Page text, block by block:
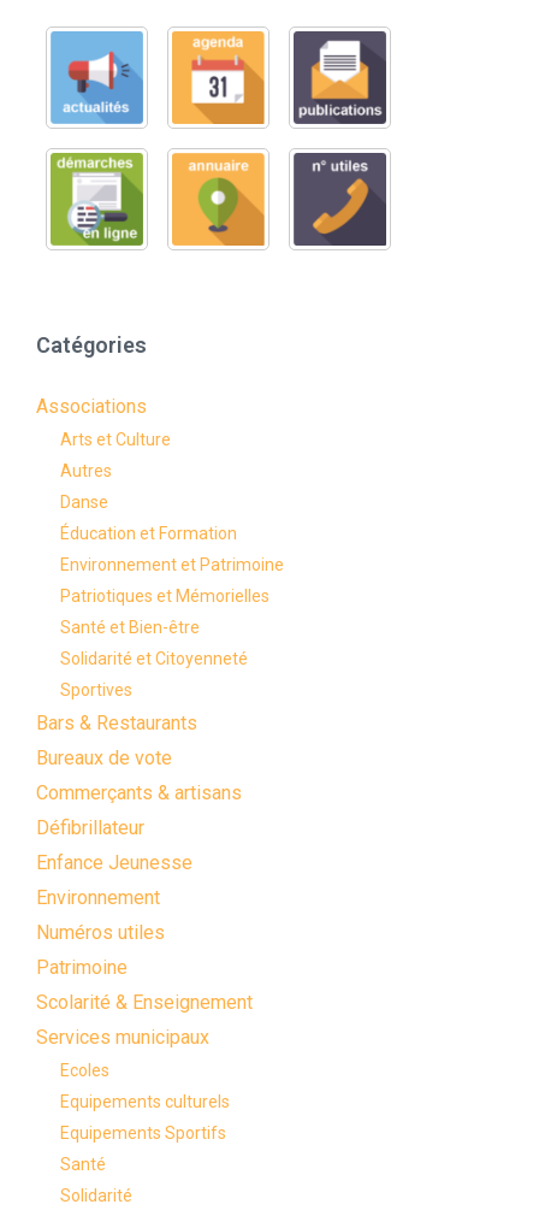
Catégories
Associations
Arts et Culture
Autres
Danse
Éducation et Formation
Environnement et Patrimoine
Patriotiques et Mémorielles
Santé et Bien-être
Solidarité et Citoyenneté
Sportives
Bars & Restaurants
Bureaux de vote
Commerçants & artisans
Défibrillateur
Enfance Jeunesse
Environnement
Numéros utiles
Patrimoine
Scolarité & Enseignement
Services municipaux
Ecoles
Equipements culturels
Equipements Sportifs
Santé
Solidarité